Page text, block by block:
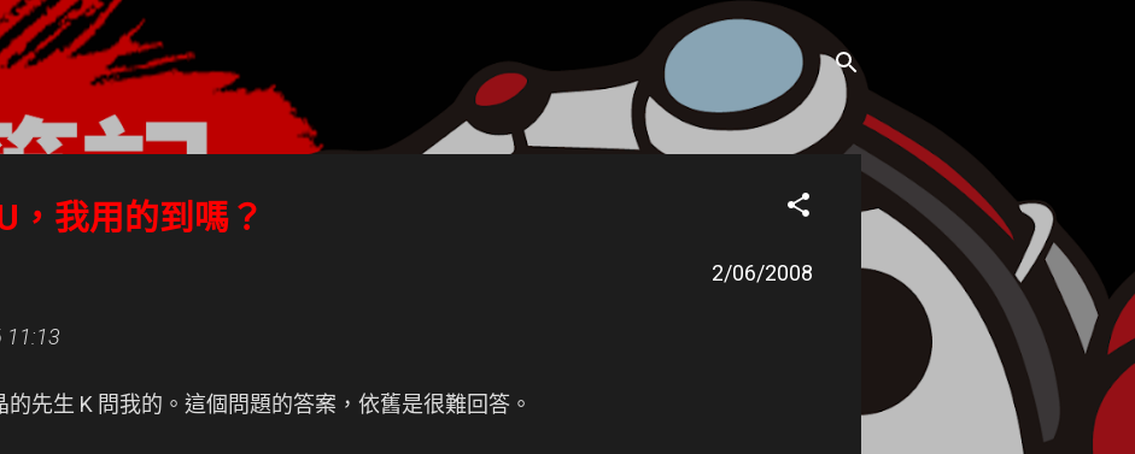
，我用的到嗎？
2/06/2008
先生 K 問我的。這個問題的答案，依舊是很難回答。